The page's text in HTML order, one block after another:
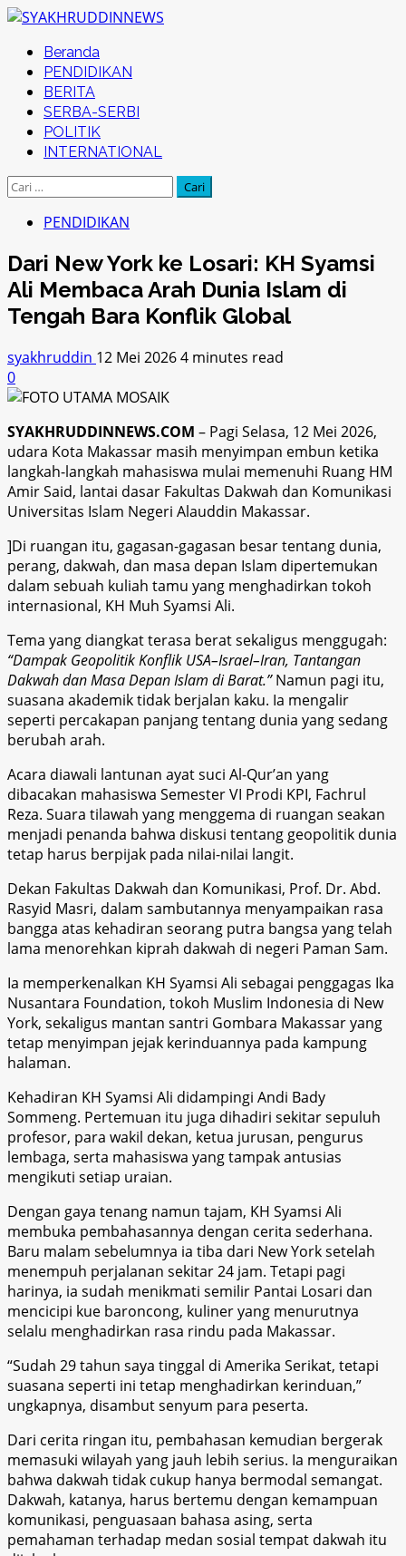
Skip
content
Primary
Menu
Beranda
PENDIDIKAN
BERITA
SERBA-SERBI
POLITIK
INTERNATIONAL
Cari
PENDIDIKAN
Dari New York ke Losari: KH Syamsi
Ali Membaca Arah Dunia Islam di
Tengah Bara Konflik Global
syakhruddin 12 Mei 20264 minutes read
0
SYAKHRUDDINNEWS.COM – Pagi Selasa, 12 Mei 2026,
udara Kota Makassar masih menyimpan embun ketika
langkah-langkah mahasiswa mulai memenuhi Ruang HM
Amir Said, lantai dasar Fakultas Dakwah dan Komunikasi
Universitas Islam Negeri Alauddin Makassar.
]Di ruangan itu, gagasan-gagasan besar tentang dunia,
perang, dakwah, dan masa depan Islam dipertemukan
dalam sebuah kuliah tamu yang menghadirkan tokoh
internasional, KH Muh Syamsi Ali.
Tema yang diangkat terasa berat sekaligus menggugah:
“Dampak Geopolitik Konflik USA–Israel–Iran, Tantangan
Dakwah dan Masa Depan Islam di Barat.”Namun pagi itu,
suasana akademik tidak berjalan kaku. Ia mengalir
seperti percakapan panjang tentang dunia yang sedang
berubah arah.
Acara diawali lantunan ayat suci Al-Qur’an yang
dibacakan mahasiswa Semester VI Prodi KPI, Fachrul
Reza. Suara tilawah yang menggema di ruangan seakan
menjadi penanda bahwa diskusi tentang geopolitik dunia
tetap harus berpijak pada nilai-nilai langit.
Dekan Fakultas Dakwah dan Komunikasi, Prof. Dr. Abd.
Rasyid Masri, dalam sambutannya menyampaikan rasa
bangga atas kehadiran seorang putra bangsa yang telah
lama menorehkan kiprah dakwah di negeri Paman Sam.
Ia memperkenalkan KH Syamsi Ali sebagai penggagas Ika
Nusantara Foundation, tokoh Muslim Indonesia di New
York, sekaligus mantan santri Gombara Makassar yang
tetap menyimpan jejak kerinduannya pada kampung
halaman.
Kehadiran KH Syamsi Ali didampingi Andi Bady
Sommeng. Pertemuan itu juga dihadiri sekitar sepuluh
profesor, para wakil dekan, ketua jurusan, pengurus
lembaga, serta mahasiswa yang tampak antusias
mengikuti setiap uraian.
Dengan gaya tenang namun tajam, KH Syamsi Ali
membuka pembahasannya dengan cerita sederhana.
Baru malam sebelumnya ia tiba dari New York setelah
menempuh perjalanan sekitar 24 jam. Tetapi pagi
harinya, ia sudah menikmati semilir Pantai Losari dan
mencicipi kue baroncong, kuliner yang menurutnya
selalu menghadirkan rasa rindu pada Makassar.
“Sudah 29 tahun saya tinggal di Amerika Serikat, tetapi
suasana seperti ini tetap menghadirkan kerinduan,”
ungkapnya, disambut senyum para peserta.
Dari cerita ringan itu, pembahasan kemudian bergerak
memasuki wilayah yang jauh lebih serius. Ia menguraikan
bahwa dakwah tidak cukup hanya bermodal semangat.
Dakwah, katanya, harus bertemu dengan kemampuan
komunikasi, penguasaan bahasa asing, serta
pemahaman terhadap medan sosial tempat dakwah itu